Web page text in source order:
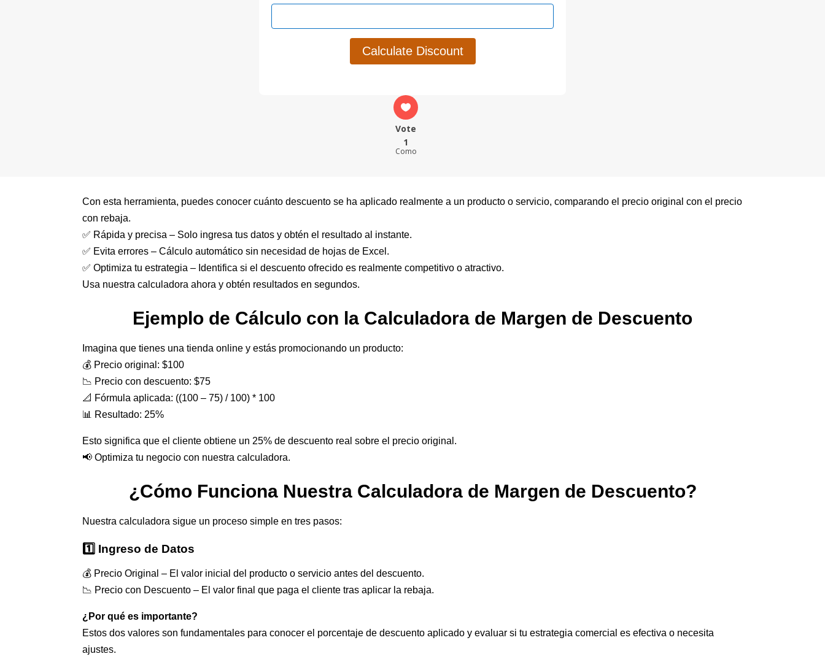
Calculate Discount
Vote
1
Como
Con esta herramienta, puedes conocer cuánto descuento se ha aplicado realmente a un producto o servicio, comparando el precio original con el precio
con rebaja.
✅ Rápida y precisa – Solo ingresa tus datos y obtén el resultado al instante.
✅ Evita errores – Cálculo automático sin necesidad de hojas de Excel.
✅ Optimiza tu estrategia – Identifica si el descuento ofrecido es realmente competitivo o atractivo.
Usa nuestra calculadora ahora y obtén resultados en segundos.
Ejemplo de Cálculo con la Calculadora de Margen de Descuento
Imagina que tienes una tienda online y estás promocionando un producto:
💰 Precio original: $100
📉 Precio con descuento: $75
📐 Fórmula aplicada: ((100 – 75) / 100) * 100
📊 Resultado: 25%
Esto significa que el cliente obtiene un 25% de descuento real sobre el precio original.
📢 Optimiza tu negocio con nuestra calculadora.
¿Cómo Funciona Nuestra Calculadora de Margen de Descuento?
Nuestra calculadora sigue un proceso simple en tres pasos:
1️⃣ Ingreso de Datos
💰 Precio Original – El valor inicial del producto o servicio antes del descuento.
📉 Precio con Descuento – El valor final que paga el cliente tras aplicar la rebaja.
¿Por qué es importante?
Estos dos valores son fundamentales para conocer el porcentaje de descuento aplicado y evaluar si tu estrategia comercial es efectiva o necesita
ajustes.